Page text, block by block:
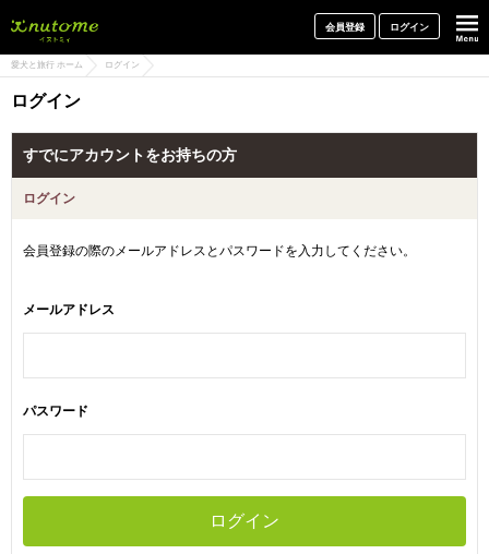
会員登録 ログイン
愛犬と旅行 ホーム ログイン
ログイン
すでにアカウントをお持ちの方
ログイン
会員登録の際のメールアドレスとパスワードを入力してください。
メールアドレス
パスワード